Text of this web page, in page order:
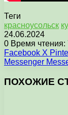
Теги
красноусольск
24.06.2024
0 Время чтения:
Facebook X
Messenger
ПОХОЖИЕ